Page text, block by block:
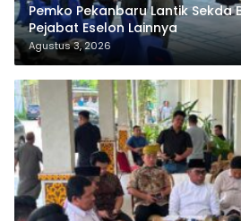
Pemko Pekanbaru Lantik Sekda
Pejabat Eselon Lainnya
Agustus 3, 2026